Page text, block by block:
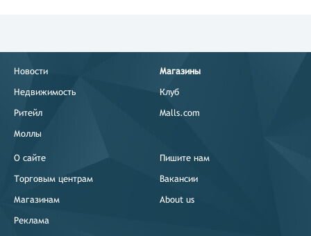
Новости
Недвижимость
Ритейл
Моллы
Магазины
Клуб
Malls.com
О сайте
Торговым центрам
Магазинам
Реклама
Пишите нам
Вакансии
About us